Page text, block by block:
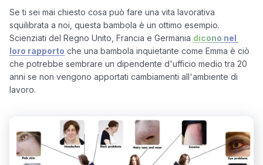
Se ti sei mai chiesto cosa può fare una vita lavorativa
squilibrata a noi, questa bambola è un ottimo esempio.
Scienziati del Regno Unito, Francia e Germania dicono nel
loro rapporto che una bambola inquietante come Emma è ciò
che potrebbe sembrare un dipendente d'ufficio medio tra 20
anni se non vengono apportati cambiamenti all'ambiente di